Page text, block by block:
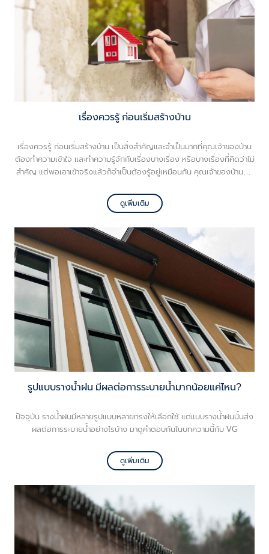
เรื่องควรรู้ ก่อนเริ่มสร้างบ้าน
เรื่องควรรู้ ก่อนเริ่มสร้างบ้าน เป็นสิ่งสำคัญและจำเป็นมากที่คุณเจ้าของบ้าน
ต้องทำความเข้าใจ และทำความรู้จักกับเรื่องบางเรื่อง หรือบางเรื่องที่คิดว่าไม่
สำคัญ แต่พอเอาเข้าจริงแล้วก็จำเป็นต้องรู้อยู่เหมือนกัน คุณเจ้าของบ้านจึง
ที่ดิน ทิศทางแดด - ลม แบบบ้านที่จะใช้ในการสร้างบ้าน จำนวนสมาชิกใน
ครอบครัว งบประมาณในการใช้สร้างบ้าน เอกสารขออนุญาตปลูกสร้างบ้าน
ตอนการสร้างบ้านแบบคร่าว ๆ เรื่องเหล่านี้ต้องทำความเข้าใจไว้ก่อนนะครับ
ดูเพิ่มเติม
รูปแบบรางน้ำฝน มีผลต่อการระบายน้ำมากน้อยแค่ไหน?
ปัจจุบัน รางน้ำฝนมีหลายรูปแบบหลายทรงให้เลือกใช้ แต่แบบรางน้ำฝนนั้นส่ง
ผลต่อการระบายน้ำอย่างไรบ้าง มาดูคำตอบกันในบทความนี้กับ VG
ดูเพิ่มเติม